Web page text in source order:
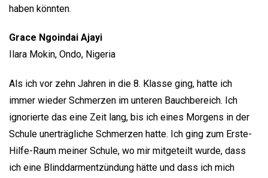
haben könnten.
Grace Ngoindai Ajayi
Ilara Mokin, Ondo, Nigeria
Als ich vor zehn Jahren in die 8. Klasse ging, hatte ich
immer wieder Schmerzen im unteren Bauchbereich. Ich
ignorierte das eine Zeit lang, bis ich eines Morgens in der
Schule unerträgliche Schmerzen hatte. Ich ging zum Erste-
Hilfe-Raum meiner Schule, wo mir mitgeteilt wurde, dass
ich eine Blinddarmentzündung hätte und dass ich mich